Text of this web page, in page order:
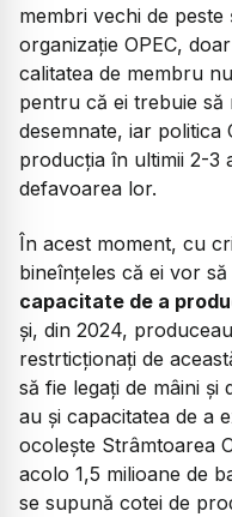
membri vechi de peste
organizație OPEC,
calitatea de membru
pentru că ei trebuie
desemnate, iar politica
producția în ultimii 2-3
defavoarea lor.
În acest moment, cu
bineînțeles că ei vor
capacitate de a
și, din 2024,
restrticționați de
să fie legați de mâini și
au și capacitatea de a
ocolește Strâmtoarea
acolo 1,5 milioane de
se supună cotei de